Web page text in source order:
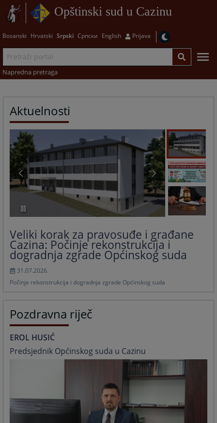
Opštinski sud u Cazinu
Bosanski Hrvatski Srpski Српски English Prijava
Napredna pretraga
Aktuelnosti
Veliki korak za pravosuđe i građane
Cazina: Počinje rekonstrukcija i
dogradnja zgrade Općinskog suda
31.07.2026.
Počinje rekonstrukcija i dogradnja zgrade Općinskog suda
Pozdravna riječ
EROL HUSIĆ
Predsjednik Općinskog suda u Cazinu